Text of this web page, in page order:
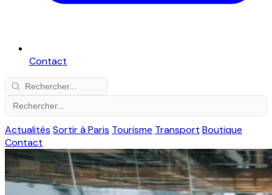
Contact
Actualités Sortir à Paris Tourisme Transport Boutique
Contact